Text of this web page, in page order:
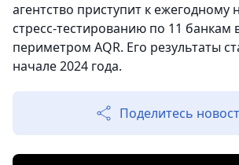
агентство приступит к ежегодному
стресс-тестированию по 11 банкам
периметром AQR. Его результаты
начале 2024 года.
Поделитесь